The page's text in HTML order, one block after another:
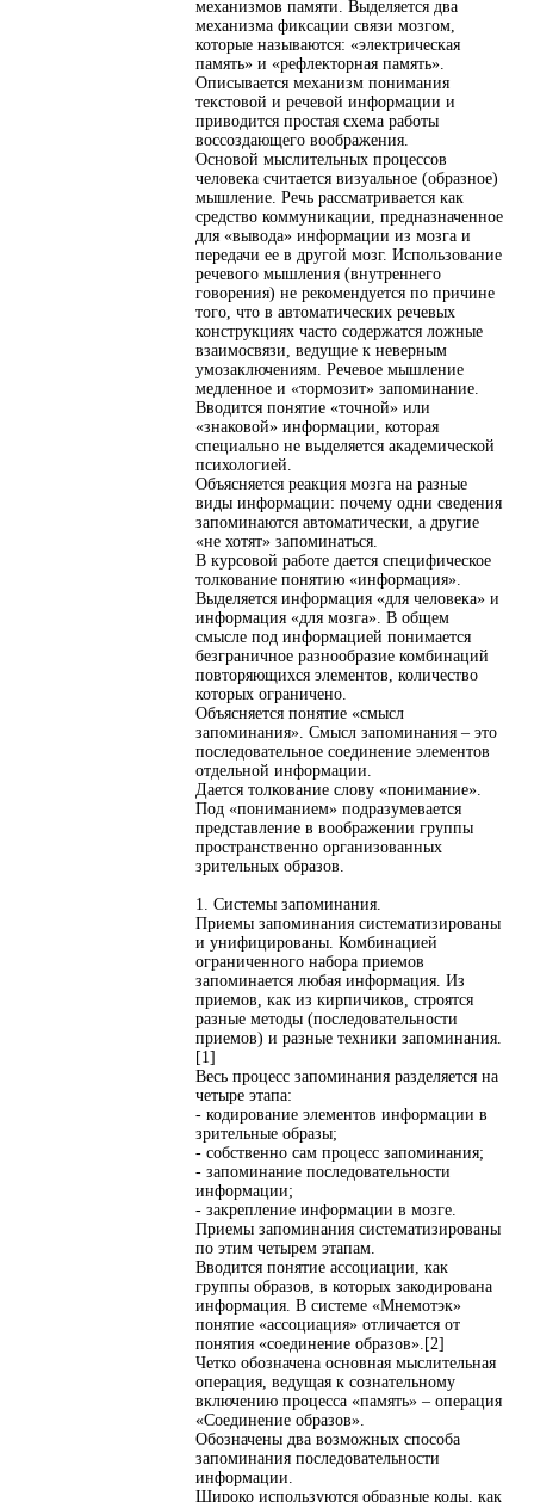
механизмов памяти. Выделяется два
механизма фиксации связи мозгом,
которые называются: «электрическая
память» и «рефлекторная память».
Описывается механизм понимания
текстовой и речевой информации и
приводится простая схема работы
воссоздающего воображения.
Основой мыслительных процессов
человека считается визуальное (образное)
мышление. Речь рассматривается как
средство коммуникации, предназначенное
для «вывода» информации из мозга и
передачи ее в другой мозг. Использование
речевого мышления (внутреннего
говорения) не рекомендуется по причине
того, что в автоматических речевых
конструкциях часто содержатся ложные
взаимосвязи, ведущие к неверным
умозаключениям. Речевое мышление
медленное и «тормозит» запоминание.
Вводится понятие «точной» или
«знаковой» информации, которая
специально не выделяется академической
психологией.
Объясняется реакция мозга на разные
виды информации: почему одни сведения
запоминаются автоматически, а другие
«не хотят» запоминаться.
В курсовой работе дается специфическое
толкование понятию «информация».
Выделяется информация «для человека» и
информация «для мозга». В общем
смысле под информацией понимается
безграничное разнообразие комбинаций
повторяющихся элементов, количество
которых ограничено.
Объясняется понятие «смысл
запоминания». Смысл запоминания – это
последовательное соединение элементов
отдельной информации.
Дается толкование слову «понимание».
Под «пониманием» подразумевается
представление в воображении группы
пространственно организованных
зрительных образов.
1. Системы запоминания.
Приемы запоминания систематизированы
и унифицированы. Комбинацией
ограниченного набора приемов
запоминается любая информация. Из
приемов, как из кирпичиков, строятся
разные методы (последовательности
приемов) и разные техники запоминания.
[1]
Весь процесс запоминания разделяется на
четыре этапа:
- кодирование элементов информации в
зрительные образы;
- собственно сам процесс запоминания;
- запоминание последовательности
информации;
- закрепление информации в мозге.
Приемы запоминания систематизированы
по этим четырем этапам.
Вводится понятие ассоциации, как
группы образов, в которых закодирована
информация. В системе «Мнемотэк»
понятие «ассоциация» отличается от
понятия «соединение образов».[2]
Четко обозначена основная мыслительная
операция, ведущая к сознательному
включению процесса «память» – операция
«Соединение образов».
Обозначены два возможных способа
запоминания последовательности
информации.
Широко используются образные коды, как